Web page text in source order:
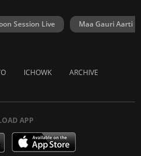
Session Live Maa Gauri Aarti
ICHOWK ARCHIVE
APP